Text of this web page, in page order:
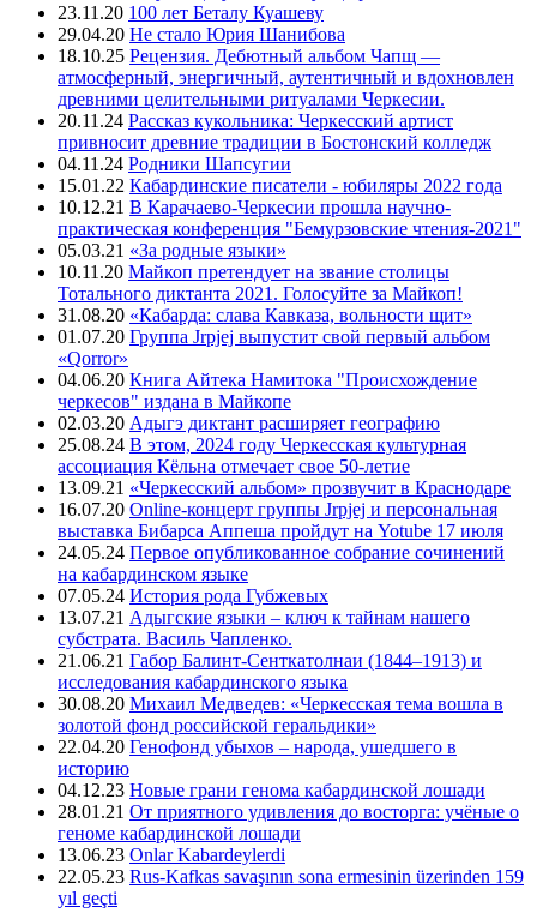
23.11.20 100 лет Беталу Куашеву
29.04.20 Не стало Юрия Шанибова
18.10.25 Рецензия. Дебютный альбом Чапщ —
атмосферный, энергичный, аутентичный и вдохновлен
древними целительными ритуалами Черкесии.
20.11.24 Рассказ кукольника: Черкесский артист
привносит древние традиции в Бостонский колледж
04.11.24 Родники Шапсугии
15.01.22 Кабардинские писатели - юбиляры 2022 года
10.12.21 В Карачаево-Черкесии прошла научно-
практическая конференция "Бемурзовские чтения-2021"
05.03.21 «За родные языки»
10.11.20 Майкоп претендует на звание столицы
Тотального диктанта 2021. Голосуйте за Майкоп!
31.08.20 «Кабарда: слава Кавказа, вольности щит»
01.07.20 Группа Jrpjej выпустит свой первый альбом
«Qorror»
04.06.20 Книга Айтека Намитока "Происхождение
черкесов" издана в Майкопе
02.03.20 Адыгэ диктант расширяет географию
25.08.24 В этом, 2024 году Черкесская культурная
ассоциация Кёльна отмечает свое 50-летие
13.09.21 «Черкесский альбом» прозвучит в Краснодаре
16.07.20 Online-концерт группы Jrpjej и персональная
выставка Бибарса Аппеша пройдут на Yotube 17 июля
24.05.24 Первое опубликованное собрание сочинений
на кабардинском языке
07.05.24 История рода Губжевых
13.07.21 Адыгские языки – ключ к тайнам нашего
субстрата. Василь Чапленко.
21.06.21 Габор Балинт-Сенткатолнаи (1844–1913) и
исследования кабардинского языка
30.08.20 Михаил Медведев: «Черкесская тема вошла в
золотой фонд российской геральдики»
22.04.20 Генофонд убыхов – народа, ушедшего в
историю
04.12.23 Новые грани генома кабардинской лошади
28.01.21 От приятного удивления до восторга: учёные о
геноме кабардинской лошади
13.06.23 Onlar Kabardeylerdi
22.05.23 Rus-Kafkas savaşının sona ermesinin üzerinden 159
yıl geçti